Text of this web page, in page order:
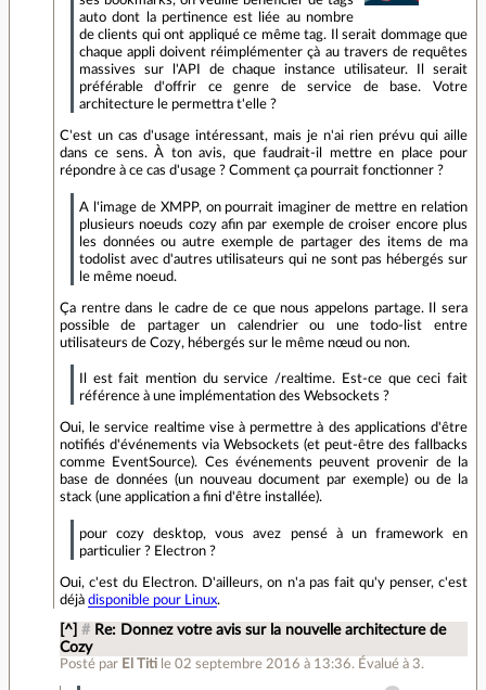
auto dont la pertinence est liée au nombre
de clients qui ont appliqué ce même tag. Il serait dommage que
chaque appli doivent réimplémenter çà au travers de requêtes
massives sur l'API de chaque instance utilisateur. Il serait
préférable d'offrir ce genre de service de base. Votre
architecture le permettra t'elle ?
C'est un cas d'usage intéressant, mais je n'ai rien prévu qui aille
dans ce sens. À ton avis, que faudrait-il mettre en place pour
répondre à ce cas d'usage ? Comment ça pourrait fonctionner ?
A l'image de XMPP, on pourrait imaginer de mettre en relation
plusieurs noeuds cozy afin par exemple de croiser encore plus
les données ou autre exemple de partager des items de ma
todolist avec d'autres utilisateurs qui ne sont pas hébergés sur
le même noeud.
Ça rentre dans le cadre de ce que nous appelons partage. Il sera
possible de partager un calendrier ou une todo-list entre
utilisateurs de Cozy, hébergés sur le même nœud ou non.
Il est fait mention du service /realtime. Est-ce que ceci fait
référence à une implémentation des Websockets ?
Oui, le service realtime vise à permettre à des applications d'être
notifiés d'événements via Websockets (et peut-être des fallbacks
comme EventSource). Ces événements peuvent provenir de la
base de données (un nouveau document par exemple) ou de la
stack (une application a fini d'être installée).
pour cozy desktop, vous avez pensé à un framework en
particulier ? Electron ?
Oui, c'est du Electron. D'ailleurs, on n'a pas fait qu'y penser, c'est
déjà disponible pour Linux.
[^] # Re: Donnez votre avis sur la nouvelle architecture de
Cozy
Posté par El Titi le 02 septembre 2016 à 13:36. Évalué à 3.